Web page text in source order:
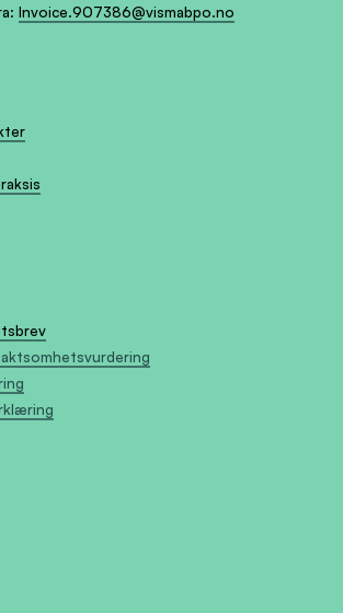
Invoice.907386@vismabpo.no